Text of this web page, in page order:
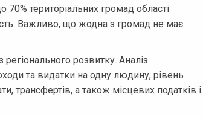
територіальних громад області
Важливо, що жодна з громад не має
розвитку. Аналіз
та видатки на одну людину, рівень
трансфертів, а також місцевих податків і